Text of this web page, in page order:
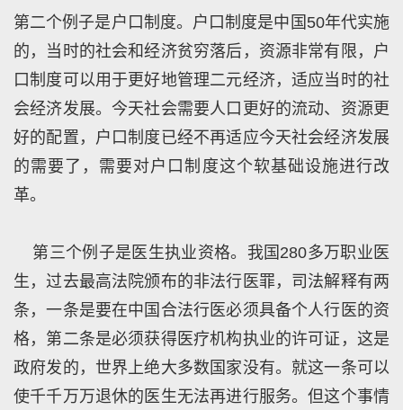
第二个例子是户口制度。户口制度是中国50年代实施
的，当时的社会和经济贫穷落后，资源非常有限，户
口制度可以用于更好地管理二元经济，适应当时的社
会经济发展。今天社会需要人口更好的流动、资源更
好的配置，户口制度已经不再适应今天社会经济发展
的需要了，需要对户口制度这个软基础设施进行改
革。
第三个例子是医生执业资格。我国280多万职业医
生，过去最高法院颁布的非法行医罪，司法解释有两
条，一条是要在中国合法行医必须具备个人行医的资
格，第二条是必须获得医疗机构执业的许可证，这是
政府发的，世界上绝大多数国家没有。就这一条可以
使千千万万退休的医生无法再进行服务。但这个事情